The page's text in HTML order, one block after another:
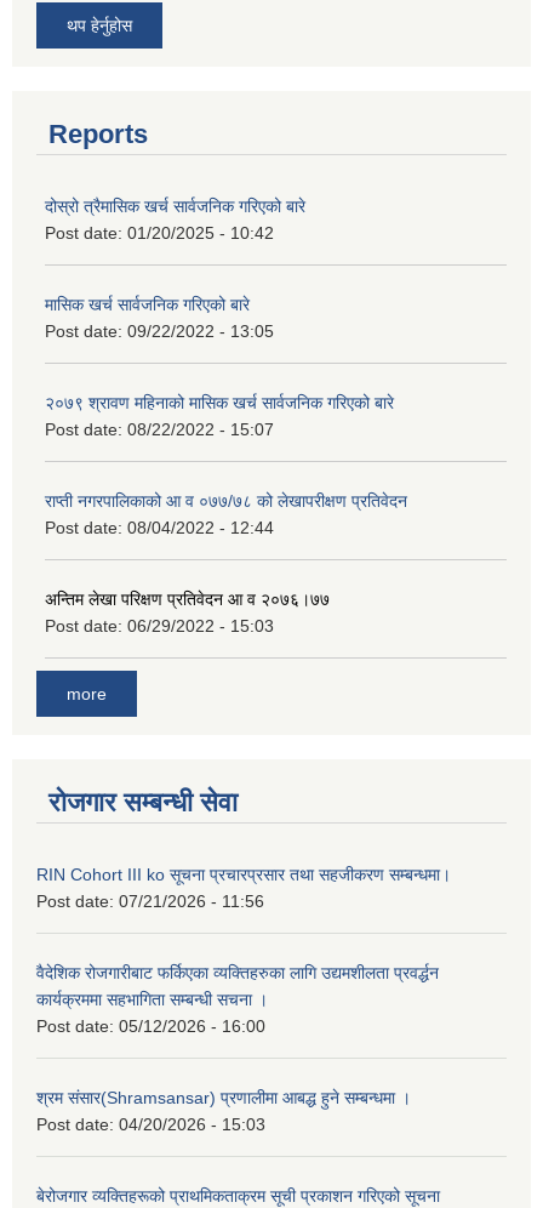
थप हेर्नुहोस
Reports
दोस्रो त्रैमासिक खर्च सार्वजनिक गरिएको बारे
Post date: 01/20/2025 - 10:42
मासिक खर्च सार्वजनिक गरिएको बारे
Post date: 09/22/2022 - 13:05
२०७९ श्रावण महिनाको मासिक खर्च सार्वजनिक गरिएको बारे
Post date: 08/22/2022 - 15:07
राप्ती नगरपालिकाको आ व ०७७/७८ को लेखापरीक्षण प्रतिवेदन
Post date: 08/04/2022 - 12:44
अन्तिम लेखा परिक्षण प्रतिवेदन आ व २०७६।७७
Post date: 06/29/2022 - 15:03
more
रोजगार सम्बन्धी सेवा
RIN Cohort III ko सूचना प्रचारप्रसार तथा सहजीकरण सम्बन्धमा।
Post date: 07/21/2026 - 11:56
वैदेशिक रोजगारीबाट फर्किएका व्यक्तिहरुका लागि उद्यमशीलता प्रवर्द्धन
कार्यक्रममा सहभागिता सम्बन्धी सचना ।
Post date: 05/12/2026 - 16:00
श्रम संसार(Shramsansar) प्रणालीमा आबद्ध हुने सम्बन्धमा ।
Post date: 04/20/2026 - 15:03
बेरोजगार व्यक्तिहरूको प्राथमिकताक्रम सूची प्रकाशन गरिएको सूचना